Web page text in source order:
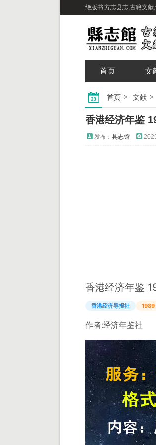
绝版书,方志县志,古籍文献
首页 文
首页 文献
香港经济年鉴
发布： 县志馆
香港经济年鉴
香港经济导报社 1989
作者:经济年鉴社